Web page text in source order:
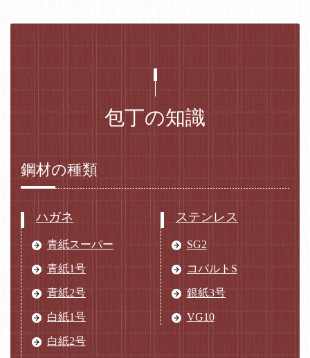
包丁の知識
鋼材の種類
ハガネ
青紙スーパー
青紙1号
青紙2号
白紙1号
白紙2号
ステンレス
SG2
コバルトS
銀紙3号
VG10